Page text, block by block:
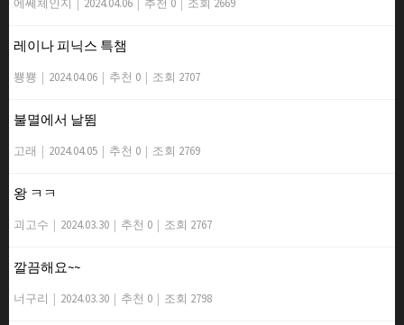
에쎄체인지 | 2024.04.06 | 추천 0 | 조회 2669
레이나 피닉스 특챔
뿅뿅 | 2024.04.06 | 추천 0 | 조회 2707
불멸에서 날뜀
고래 | 2024.04.05 | 추천 0 | 조회 2769
왕 ㅋㅋ
괴고수 | 2024.03.30 | 추천 0 | 조회 2767
깔끔해요~~
너구리 | 2024.03.30 | 추천 0 | 조회 2798